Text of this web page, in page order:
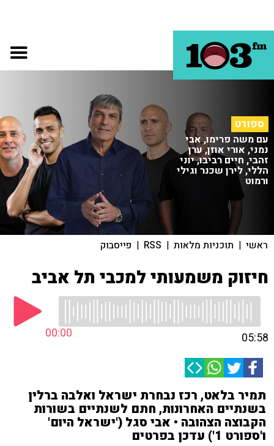
ספורט
עם משה פרימו, אבי
נמני, אורי אוזן, ערן
זהבי, חיים רביבו, יוני
הללי, לירן שכנר וגילי
ורמוט
ראשי | תוכניות מלאות |
RSS
| פייסבוק
חיזוק משמעותי למכבי תל אביב
00:00 05:58
תמיר בלאט, רכז נבחרת ישראל ואלבה ברלין
בשנתיים האחרונות, חתם לשנתיים בשורות
הקבוצה הצהובה • אבי סגל ('ישראל היום'
ו'ספורט 1') עדכן בפרטים